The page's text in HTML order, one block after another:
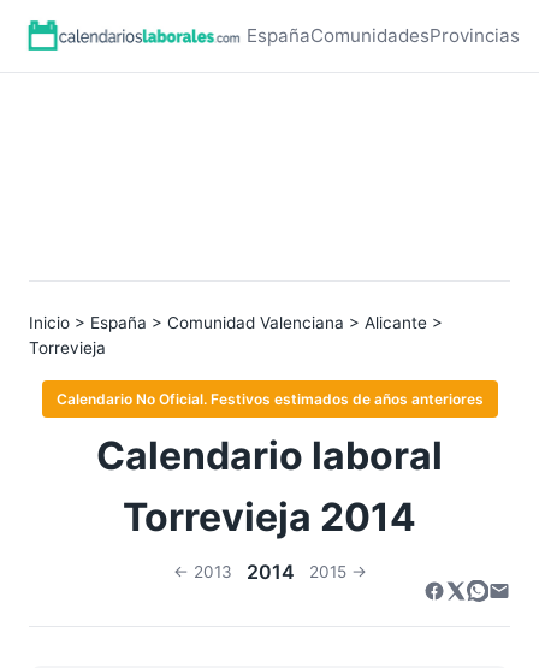
EspañaComunidadesProvincias
Inicio > España > Comunidad Valenciana > Alicante >
Torrevieja
Calendario No Oficial. Festivos estimados de años anteriores
Calendario laboral
Torrevieja 2014
← 2013 2014 2015 →